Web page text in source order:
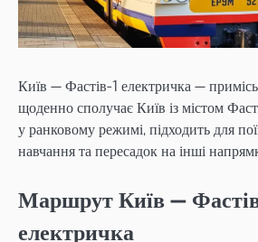
Київ — Фастів-1 електричка —
щоденно сполучає Київ із містом
у ранковому режимі, підходить для
навчання та пересадок на інші
Маршрут Київ —
електричка